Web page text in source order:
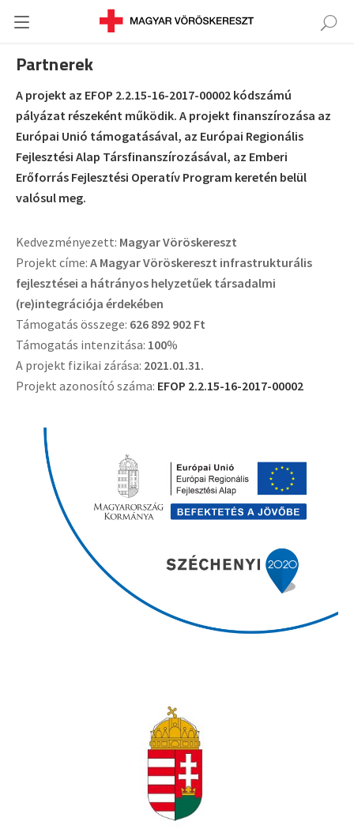
Partnerek
A projekt az EFOP 2.2.15-16-2017-00002 kódszámú
pályázat részeként működik. A projekt finanszírozása az
Európai Unió támogatásával, az Európai Regionális
Fejlesztési Alap Társfinanszírozásával, az Emberi
Erőforrás Fejlesztési Operatív Program keretén belül
valósul meg.
Kedvezményezett: Magyar Vöröskereszt
Projekt címe: A Magyar Vöröskereszt infrastrukturális
fejlesztései a hátrányos helyzetűek társadalmi
(re)integrációja érdekében
Támogatás összege: 626 892 902 Ft
Támogatás intenzitása: 100%
A projekt fizikai zárása: 2021.01.31.
Projekt azonosító száma: EFOP 2.2.15-16-2017-00002